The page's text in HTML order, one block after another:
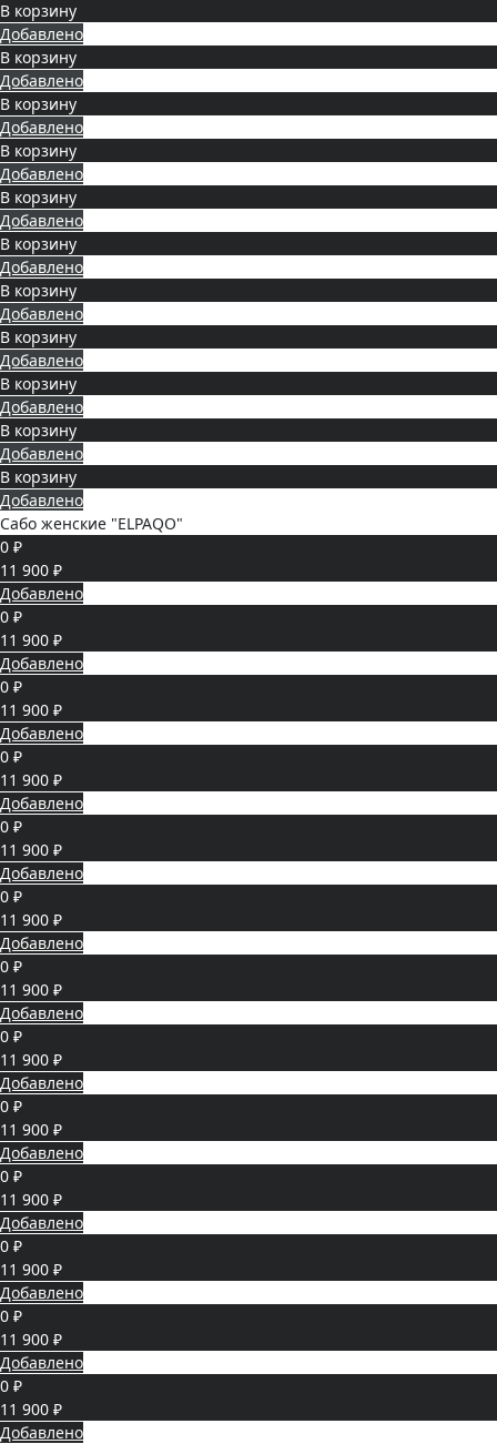
В корзину
Добавлено
В корзину
Добавлено
В корзину
Добавлено
В корзину
Добавлено
В корзину
Добавлено
В корзину
Добавлено
В корзину
Добавлено
В корзину
Добавлено
В корзину
Добавлено
В корзину
Добавлено
В корзину
Добавлено
Сабо женские "ELPAQO"
0 ₽
11 900 ₽
Добавлено
0 ₽
11 900 ₽
Добавлено
0 ₽
11 900 ₽
Добавлено
0 ₽
11 900 ₽
Добавлено
0 ₽
11 900 ₽
Добавлено
0 ₽
11 900 ₽
Добавлено
0 ₽
11 900 ₽
Добавлено
0 ₽
11 900 ₽
Добавлено
0 ₽
11 900 ₽
Добавлено
0 ₽
11 900 ₽
Добавлено
0 ₽
11 900 ₽
Добавлено
0 ₽
11 900 ₽
Добавлено
0 ₽
11 900 ₽
Добавлено